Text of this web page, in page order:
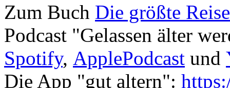
Zum Buch Die größte
Podcast "Gelassen älter
Spotify, ApplePodcast und
Die App "gut altern":